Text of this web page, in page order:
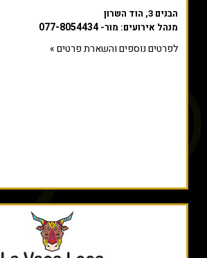
הבנים 3, הוד השרון
מנהל אירועים: מור-077-8054434
לפרטים נוספים והשארת פרטים »